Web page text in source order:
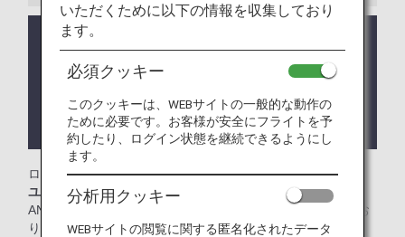
ラウンジ所有者がANAではない空港においては事前
ざいます。
ラウンジが所在する国や州により入室条件に制約が
ある場合がございます。
ロンドン・ヒースロー空港では、シルバークリスラウンジ
ユナイテッド・クラブをご利用いただけます。本ページは
ANA国際線を利用される際のラウンジ入室基準を記載してお
ります。
いただくために以下の情報を収集しており
ます。
必須クッキー
このクッキーは、WEBサイトの一般的な動作の
ために必要です。お客様が安全にフライトを予
約したり、ログイン状態を継続できるようにし
ます。
分析用クッキー
WEBサイトの閲覧に関する匿名化されたデータ